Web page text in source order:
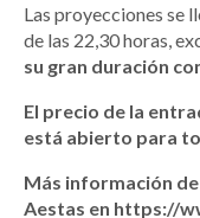
Las proyecciones se
de las 22,30 horas,
su gran duración
El precio de la
está abierto para
Más información
Aestas en https://